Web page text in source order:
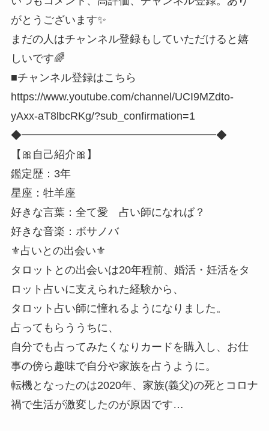
がとうございます✨
まだの人はチャンネル登録もしていただけると嬉
しいです🌈
■チャンネル登録はこちら
https://www.youtube.com/channel/UCI9MZdto-
yAxx-aT8lbcRKg/?sub_confirmation=1
◆━━━━━━━━━━━━━━━━━━◆
【🎀自己紹介🎀】
鑑定歴：3年
星座：牡羊座
好きな言葉：全て愛 占い師になれば？
好きな音楽：ボサノバ
⚜️占いとの出会い⚜️
タロットとの出会いは20年程前、婚活・妊活をタ
ロット占いに支えられた経験から、
タロット占い師に憧れるようになりました。
占ってもらううちに、
自分でも占ってみたくなりカードを購入し、お仕
事の傍ら趣味で自分や家族を占うように。
転機となったのは2020年、家族(義父)の死とコロナ
禍で生活が激変したのが原因です…